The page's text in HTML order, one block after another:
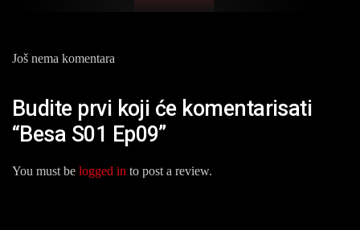
Još nema komentara
Budite prvi koji će komentarisati
“Besa S01 Ep09”
You must be logged in to post a review.